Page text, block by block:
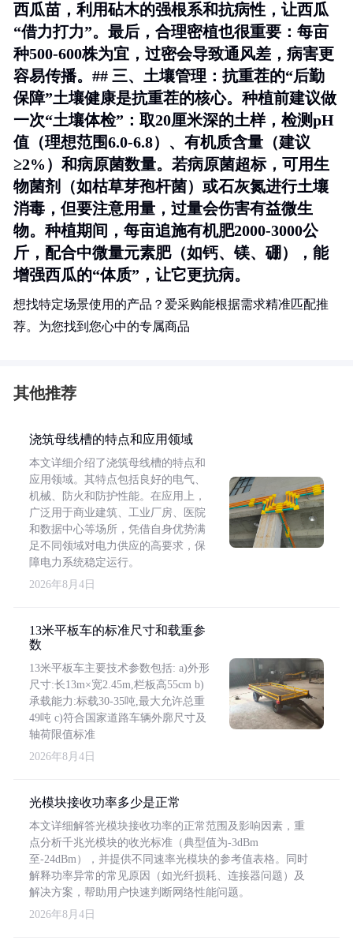
西瓜苗，利用砧木的强根系和抗病性，让西瓜
“借力打力”。最后，合理密植也很重要：每亩
种500-600株为宜，过密会导致通风差，病害更
容易传播。## 三、土壤管理：抗重茬的“后勤
保障”土壤健康是抗重茬的核心。种植前建议做
一次“土壤体检”：取20厘米深的土样，检测pH
值（理想范围6.0-6.8）、有机质含量（建议
≥2%）和病原菌数量。若病原菌超标，可用生
物菌剂（如枯草芽孢杆菌）或石灰氮进行土壤
消毒，但要注意用量，过量会伤害有益微生
物。种植期间，每亩追施有机肥2000-3000公
斤，配合中微量元素肥（如钙、镁、硼），能
增强西瓜的“体质”，让它更抗病。
想找特定场景使用的产品？爱采购能根据需求精准匹配推
荐。为您找到您心中的专属商品
其他推荐
浇筑母线槽的特点和应用领域
本文详细介绍了浇筑母线槽的特点和
应用领域。其特点包括良好的电气、
机械、防火和防护性能。在应用上，
广泛用于商业建筑、工业厂房、医院
和数据中心等场所，凭借自身优势满
足不同领域对电力供应的高要求，保
障电力系统稳定运行。
2026年8月4日
13米平板车的标准尺寸和载重参
数
13米平板车主要技术参数包括: a)外形
尺寸:长13m×宽2.45m,栏板高55cm b)
承载能力:标载30-35吨,最大允许总重
49吨 c)符合国家道路车辆外廓尺寸及
轴荷限值标准
2026年8月4日
光模块接收功率多少是正常
本文详细解答光模块接收功率的正常范围及影响因素，重
点分析千兆光模块的收光标准（典型值为-3dBm
至-24dBm），并提供不同速率光模块的参考值表格。同时
解释功率异常的常见原因（如光纤损耗、连接器问题）及
解决方案，帮助用户快速判断网络性能问题。
2026年8月4日